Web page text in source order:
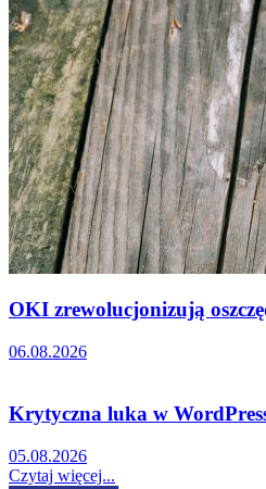
OKI zrewolucjonizują
06.08.2026
Krytyczna luka w
05.08.2026
Czytaj więcej...